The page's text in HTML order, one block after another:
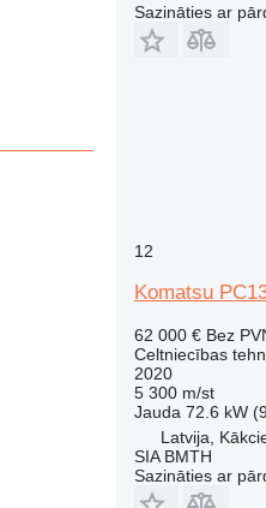
Sazināties ar
12
Komatsu
62 000 € Bez
Celtniecības
2020
5 300 m/st
Jauda 72.6 kW
Latvija,
SIA BMTH
Sazināties ar